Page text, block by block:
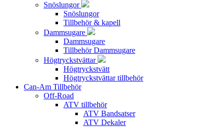
Snöslungor
Snöslungor
Tillbehör & kapell
Dammsugare
Dammsugare
Tillbehör Dammsugare
Högtryckstvättar
Högtryckstvätt
Högtryckstvättar tillbehör
Can-Am Tillbehör
Off-Road
ATV tillbehör
ATV Bandsatser
ATV Dekaler